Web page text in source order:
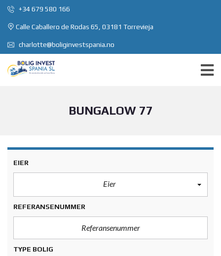
+34 679 580 166
Calle Caballero de Rodas 65, 03181 Torrevieja
charlotte@boliginvestspania.no
BUNGALOW 77
EIER
Eier
REFERANSENUMMER
TYPE BOLIG